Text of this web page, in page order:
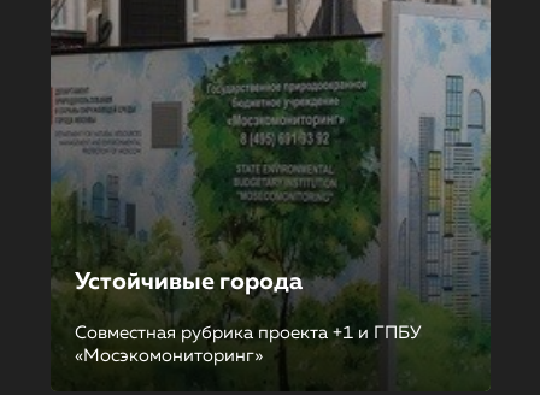
Устойчивые города
Совместная рубрика проекта +1 и ГПБУ
«Мосэкомониторинг»